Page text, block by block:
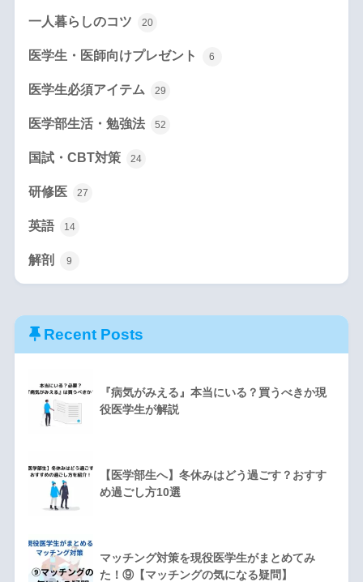
一人暮らしのコツ 20
医学生・医師向けプレゼント 6
医学生必須アイテム 29
医学部生活・勉強法 52
国試・CBT対策 24
研修医 27
英語 14
解剖 9
Recent Posts
『病気がみえる』本当にいる？買うべきか現
役医学生が解説
【医学部生へ】冬休みはどう過ごす？おすす
め過ごし方10選
マッチング対策を現役医学生がまとめてみ
た！⑨【マッチングの気になる疑問】